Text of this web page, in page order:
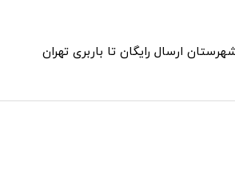
ارسال رایگان تا باربری تهران